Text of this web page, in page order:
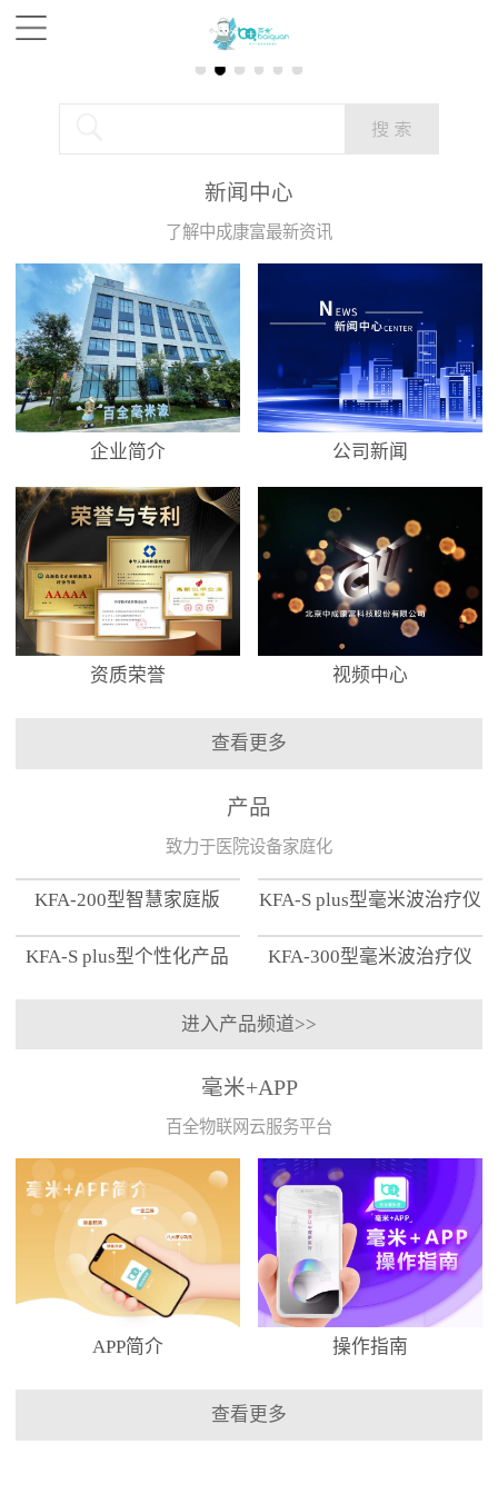
新闻中心
了解中成康富最新资讯
企业简介 公司新闻
资质荣誉 视频中心
查看更多
产品
致力于医院设备家庭化
KFA-200型智慧家庭版 KFA-S plus型毫米波治疗仪
KFA-S plus型个性化产品
KFA-300型毫米波治疗仪
进入产品频道>>
毫米+APP
百全物联网云服务平台
APP简介 操作指南
查看更多